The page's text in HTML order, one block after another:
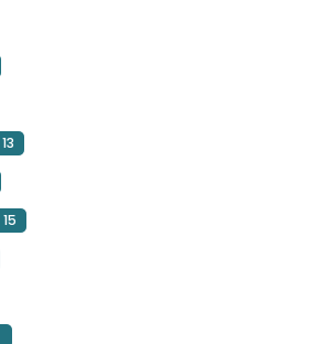
13
15